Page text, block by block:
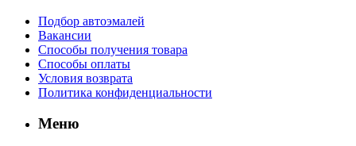
Подбор автоэмалей
Вакансии
Способы получения товара
Способы оплаты
Условия возврата
Политика конфиденциальности
Меню